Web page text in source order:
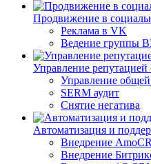
Продвижение в
Реклама в VK
Ведение группы
Управление репутацией
Управление
SERM аудит
Снятие негатива
Автоматизация и
Внедрение
Внедрение